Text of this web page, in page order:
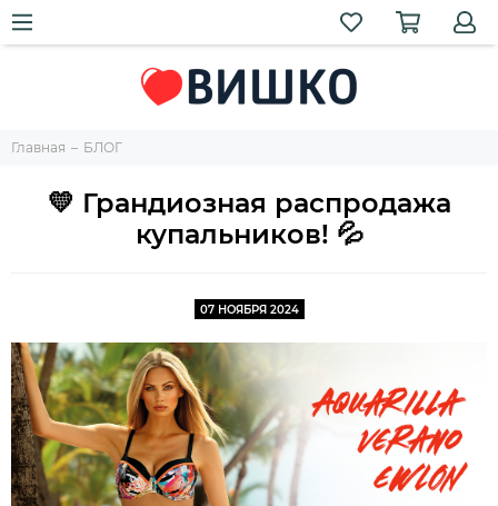
Главная БЛОГ
💛 Грандиозная распродажа
купальников! 💦
07 НОЯБРЯ 2024